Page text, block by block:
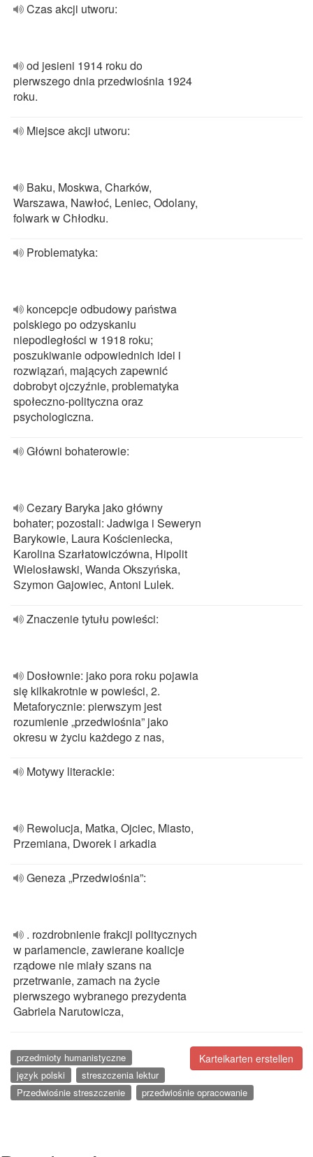
Czas akcji utworu:
od jesieni 1914 roku do
pierwszego dnia przedwiośnia 1924
roku.
Miejsce akcji utworu:
Baku, Moskwa, Charków,
Warszawa, Nawłoć, Leniec, Odolany,
folwark w Chłodku.
Problematyka:
koncepcje odbudowy państwa
polskiego po odzyskaniu
niepodległości w 1918 roku;
poszukiwanie odpowiednich idei i
rozwiązań, mających zapewnić
dobrobyt ojczyźnie, problematyka
społeczno-polityczna oraz
psychologiczna.
Główni bohaterowie:
Cezary Baryka jako główny
bohater; pozostali: Jadwiga i Seweryn
Barykowie, Laura Kościeniecka,
Karolina Szarłatowiczówna, Hipolit
Wielosławski, Wanda Okszyńska,
Szymon Gajowiec, Antoni Lulek.
Znaczenie tytułu powieści:
Dosłownie: jako pora roku pojawia
się kilkakrotnie w powieści, 2.
Metaforycznie: pierwszym jest
rozumienie „przedwiośnia” jako
okresu w życiu każdego z nas,
Motywy literackie:
Rewolucja, Matka, Ojciec, Miasto,
Przemiana, Dworek i arkadia
Geneza „Przedwiośnia”:
. rozdrobnienie frakcji politycznych
w parlamencie, zawierane koalicje
rządowe nie miały szans na
przetrwanie, zamach na życie
pierwszego wybranego prezydenta
Gabriela Narutowicza,
Karteikarten erstellen
przedmioty humanistyczne
język polski
streszczenia lektur
Przedwiośnie streszczenie
przedwiośnie opracowanie